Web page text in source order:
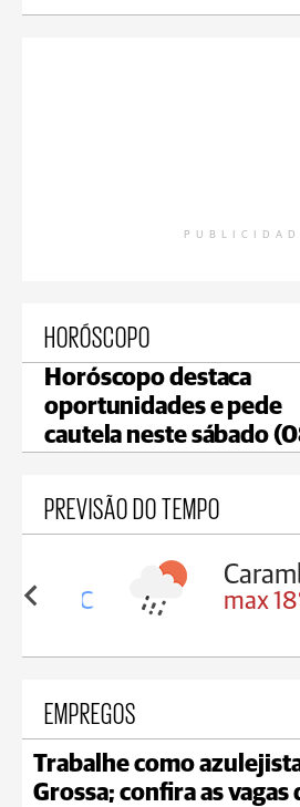
HORÓSCOPO
Horóscopo destaca
oportunidades e pede
cautela neste sábado
PREVISÃO DO TEMPO
18°C max
EMPREGOS
Trabalhe como
Grossa; confira as vagas